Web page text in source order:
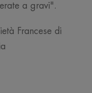
a gravi".
Francese di